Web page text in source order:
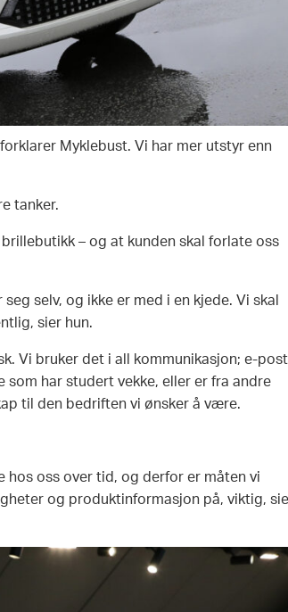
Myklebust. Vi har mer utstyr enn
tanker.
– og at kunden skal forlate oss
selv, og ikke er med i en kjede. Vi skal
sier hun.
Vi bruker det i all kommunikasjon; e-
har studert vekke, eller er fra andre
til den bedriften vi ønsker å være.
hos oss over tid, og derfor er måten vi
og produktinformasjon på, viktig,